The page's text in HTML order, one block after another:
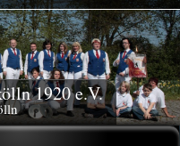
1920 e.V.